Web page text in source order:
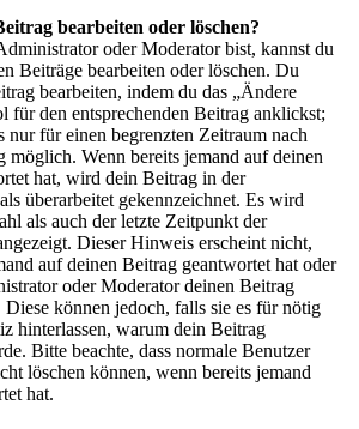
bearbeiten oder löschen?
oder Moderator bist, kannst du
Beiträge bearbeiten oder löschen. Du
bearbeiten, indem du das „Ändere
für den entsprechenden Beitrag anklickst;
nur für einen begrenzten Zeitraum nach
möglich. Wenn bereits jemand auf deinen
hat, wird dein Beitrag in der
überarbeitet gekennzeichnet. Es wird
als auch der letzte Zeitpunkt der
Dieser Hinweis erscheint nicht,
auf deinen Beitrag geantwortet hat oder
oder Moderator deinen Beitrag
Diese können jedoch, falls sie es für nötig
hinterlassen, warum dein Beitrag
Bitte beachte, dass normale Benutzer
löschen können, wenn bereits jemand
hat.